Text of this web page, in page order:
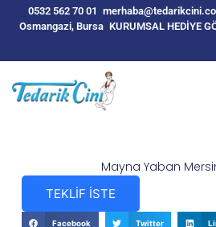
0532 562 70 01
Osmangazi, Bursa KURUMSAL HEDİYE
Mayna Yaban
TEKLİF İSTE
Facebook Twitter